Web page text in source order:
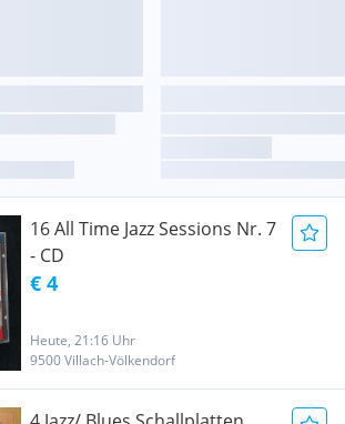
16 All Time Jazz Sessions Nr. 7
- CD
€ 4
Heute, 21:16 Uhr
9500 Villach-Völkendorf